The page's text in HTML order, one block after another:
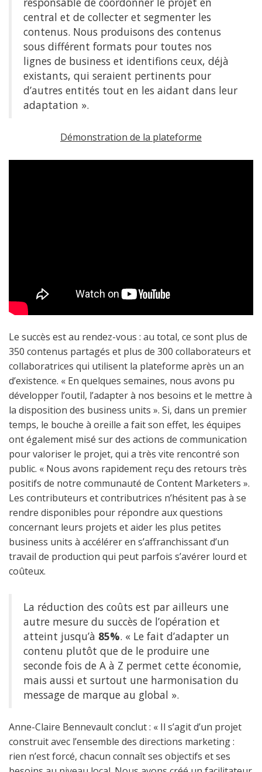
central et de collecter et segmenter les
contenus. Nous produisons des contenus
sous différent formats pour toutes nos
lignes de business et identifions ceux, déjà
existants, qui seraient pertinents pour
d’autres entités tout en les aidant dans leur
adaptation ».
Démonstration de la plateforme
Le succès est au rendez-vous : au total, ce sont plus de
350 contenus partagés et plus de 300 collaborateurs et
collaboratrices qui utilisent la plateforme après un an
d’existence. « En quelques semaines, nous avons pu
développer l’outil, l’adapter à nos besoins et le mettre à
la disposition des business units ». Si, dans un premier
temps, le bouche à oreille a fait son effet, les équipes
ont également misé sur des actions de communication
pour valoriser le projet, qui a très vite rencontré son
public. « Nous avons rapidement reçu des retours très
positifs de notre communauté de Content Marketers ».
Les contributeurs et contributrices n’hésitent pas à se
rendre disponibles pour répondre aux questions
concernant leurs projets et aider les plus petites
business units à accélérer en s’affranchissant d’un
travail de production qui peut parfois s’avérer lourd et
coûteux.
La réduction des coûts est par ailleurs une
autre mesure du succès de l’opération et
atteint jusqu’à 85%. « Le fait d’adapter un
contenu plutôt que de le produire une
seconde fois de A à Z permet cette économie,
mais aussi et surtout une harmonisation du
message de marque au global ».
Anne-Claire Bennevault conclut : « Il s’agit d’un projet
construit avec l’ensemble des directions marketing :
rien n’est forcé, chacun connaît ses objectifs et ses